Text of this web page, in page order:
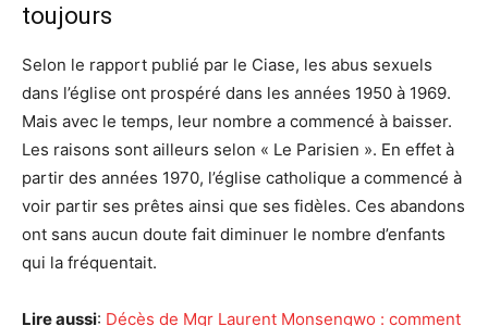
toujours
Selon le rapport publié par le Ciase, les abus sexuels
dans l’église ont prospéré dans les années 1950 à 1969.
Mais avec le temps, leur nombre a commencé à baisser.
Les raisons sont ailleurs selon « Le Parisien ». En effet à
partir des années 1970, l’église catholique a commencé à
voir partir ses prêtes ainsi que ses fidèles. Ces abandons
ont sans aucun doute fait diminuer le nombre d’enfants
qui la fréquentait.
Lire aussi: Décès de Mgr Laurent Monsengwo : comment